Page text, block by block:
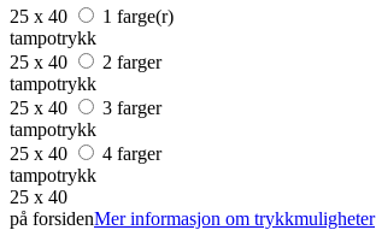
25 x 40
1 farge(r)
tampotrykk
25 x 40
2 farger
tampotrykk
25 x 40
3 farger
tampotrykk
25 x 40
4 farger
tampotrykk
25 x 40
på forsidenMer informasjon om trykkmuligheter